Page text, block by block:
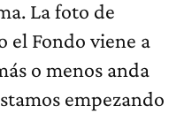
La foto de
el Fondo viene a
o menos anda
empezando